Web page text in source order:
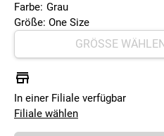
Farbe: Grau
Größe: One Size
In einer Filiale verfügbar
Filiale wählen